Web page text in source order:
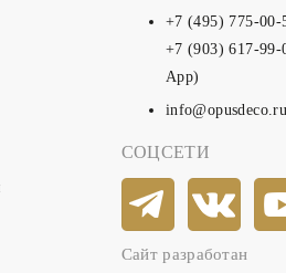
+7 (495) 775-00-
+7 (903) 617-99-
App)
info@opusdeco.ru
СОЦСЕТИ
Сайт разработан